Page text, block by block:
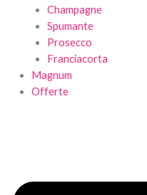
Champagne
Spumante
Prosecco
Franciacorta
Magnum
Offerte